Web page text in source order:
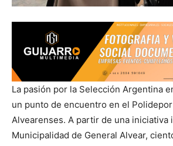
La pasión por la Selección Argentina
un punto de encuentro en el
Alvearenses. A partir de una iniciativa
Municipalidad de General Alvear,